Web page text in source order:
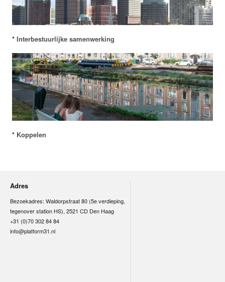
*Interbestuurlijke samenwerking
* Koppelen
Adres
Bezoekadres: Waldorpstraat 80 (5e verdieping,
tegenover station HS), 2521 CD Den Haag
+31 (0)70 302 84 84
info@platform31.nl